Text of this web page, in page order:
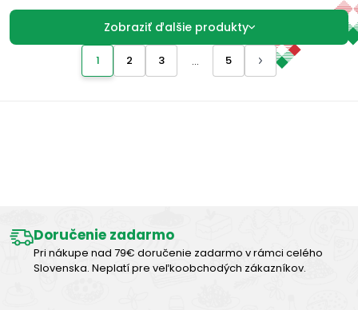
Zobraziť ďalšie produkty
1 2 3 ... 5
Doručenie zadarmo
Pri nákupe nad 79€ doručenie zadarmo v rámci celého
Slovenska. Neplatí pre veľkoobchodých zákazníkov.